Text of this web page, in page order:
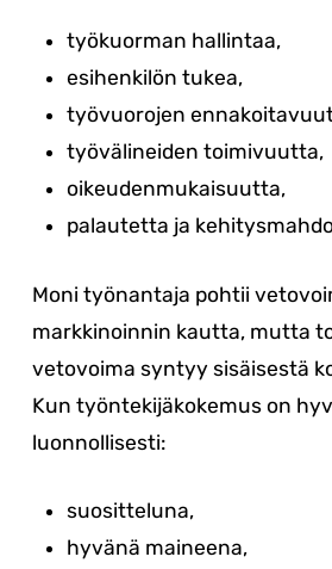
työkuorman hallintaa,
esihenkilön tukea,
työvuorojen
työvälineiden toimivuutta,
oikeudenmukaisuutta,
palautetta ja
Moni työnantaja pohtii
markkinoinnin kautta, mutta
vetovoima syntyy sisäisestä
Kun työntekijäkokemus on
luonnollisesti:
suositteluna,
hyvänä maineena,